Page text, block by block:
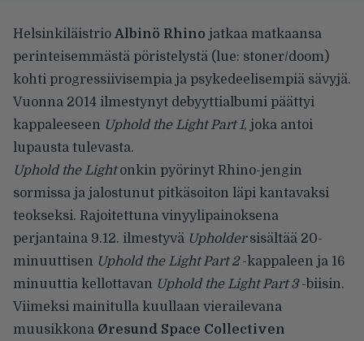
Helsinkiläistrio Albinö Rhino jatkaa matkaansa
perinteisemmästä pöristelystä (lue: stoner/doom)
kohti progressiivisempia ja psykedeelisempiä sävyjä.
Vuonna 2014 ilmestynyt debyyttialbumi päättyi
kappaleeseen Uphold the Light Part 1, joka antoi
lupausta tulevasta.
Uphold the Lightonkin pyörinyt Rhino-jengin
sormissa ja jalostunut pitkäsoiton läpi kantavaksi
teokseksi. Rajoitettuna vinyylipainoksena
perjantaina 9.12. ilmestyvä Upholdersisältää 20-
minuuttisen Uphold the Light Part 2-kappaleen ja 16
minuuttia kellottavan Uphold the Light Part 3-biisin.
Viimeksi mainitulla kuullaan vierailevana
muusikkona Øresund Space Collectiven